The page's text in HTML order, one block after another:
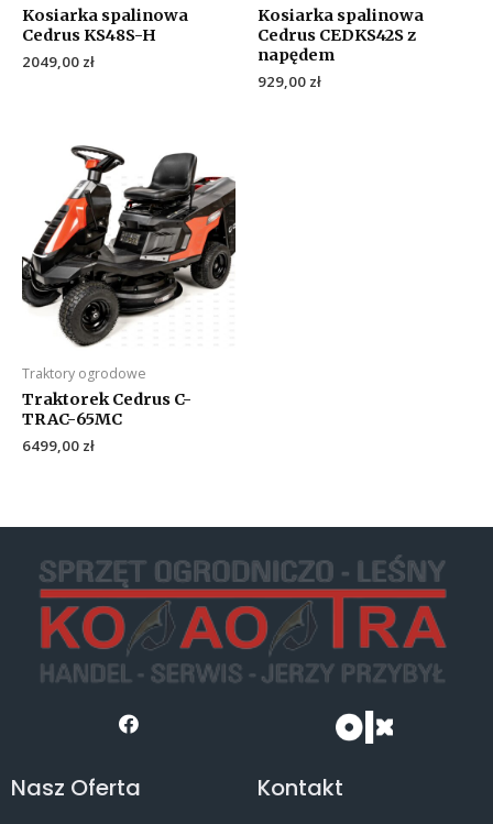
Kosiarka spalinowa
Cedrus KS48S-H
2049,00 zł
Kosiarka spalinowa
Cedrus CEDKS42S z
napędem
929,00 zł
Traktory ogrodowe
Traktorek Cedrus C-
TRAC-65MC
6499,00 zł
Nasz Oferta Kontakt